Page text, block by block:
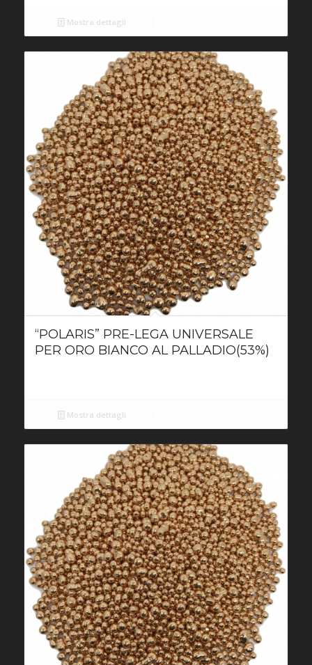
Mostra dettagli
“POLARIS” PRE-LEGA UNIVERSALE
PER ORO BIANCO AL PALLADIO(53%)
Mostra dettagli